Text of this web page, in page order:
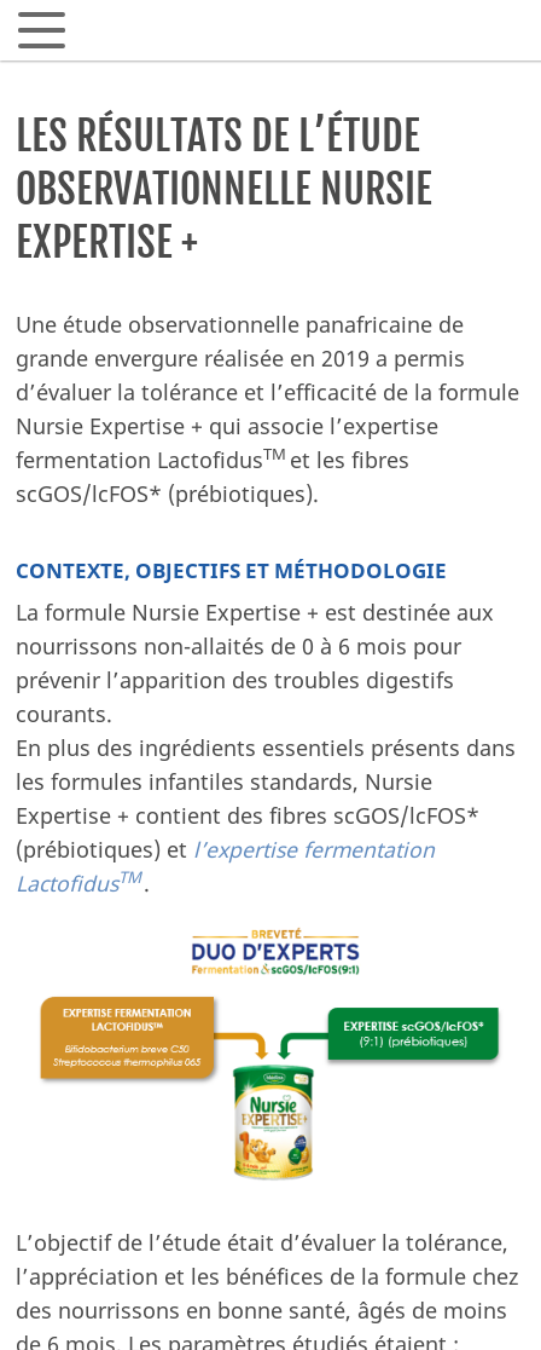
ARTICLES SCIENTIFIQUES
Les 1000 premiers jours
Santé gastrointestinale
Microbiote intestinal & biotiques
Allergies et intolérances alimentaires
Fer & santé infantile
Croissance & métabolisme
Outils pratiques Docteur-Parents
Etudes de cas
Testez vos connaissances
Téléconsultation
ÉVÉNEMENTS
Événements internationaux
Webinaires
QUI SOMMES-NOUS ?
Notre entreprise
Notre héritage
Notre recherche sur le lait maternel
Qualité, science, éthique : nos engagements !
NOS PRODUITS
LES RÉSULTATS DE L’ÉTUDE
OBSERVATIONNELLE NURSIE
EXPERTISE +
Une étude observationnelle panafricaine de
grande envergure réalisée en 2019 a permis
d’évaluer la tolérance et l’efficacité de la formule
Nursie Expertise + qui associe l’expertise
fermentation LactofidusTM et les fibres
scGOS/lcFOS* (prébiotiques).
CONTEXTE, OBJECTIFS ET MÉTHODOLOGIE
La formule Nursie Expertise + est destinée aux
nourrissons non-allaités de 0 à 6 mois pour
prévenir l’apparition des troubles digestifs
courants.
En plus des ingrédients essentiels présents dans
les formules infantiles standards, Nursie
Expertise + contient des fibres scGOS/lcFOS*
(prébiotiques) et l’expertise fermentation
LactofidusTM.
L’objectif de l’étude était d’évaluer la tolérance,
l’appréciation et les bénéfices de la formule chez
des nourrissons en bonne santé, âgés de moins
de 6 mois. Les paramètres étudiés étaient :